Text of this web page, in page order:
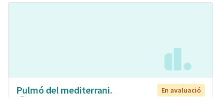
Pulmó del mediterrani.
En avaluació